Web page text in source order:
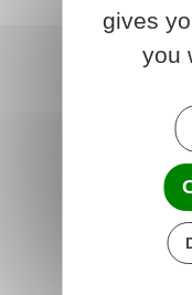
gives
you